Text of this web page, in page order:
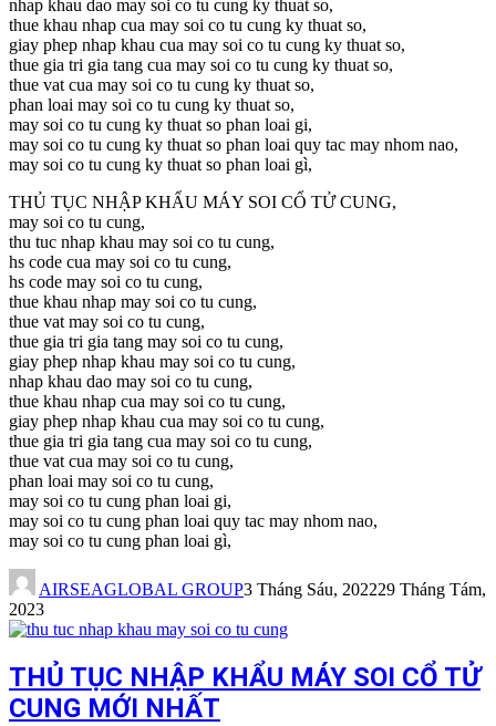
nhap khau dao may soi co tu cung ky thuat so,
thue khau nhap cua may soi co tu cung ky thuat so,
giay phep nhap khau cua may soi co tu cung ky thuat so,
thue gia tri gia tang cua may soi co tu cung ky thuat so,
thue vat cua may soi co tu cung ky thuat so,
phan loai may soi co tu cung ky thuat so,
may soi co tu cung ky thuat so phan loai gi,
may soi co tu cung ky thuat so phan loai quy tac may nhom nao,
may soi co tu cung ky thuat so phan loai gì,
THỦ TỤC NHẬP KHẨU MÁY SOI CỔ TỬ CUNG,
may soi co tu cung,
thu tuc nhap khau may soi co tu cung,
hs code cua may soi co tu cung,
hs code may soi co tu cung,
thue khau nhap may soi co tu cung,
thue vat may soi co tu cung,
thue gia tri gia tang may soi co tu cung,
giay phep nhap khau may soi co tu cung,
nhap khau dao may soi co tu cung,
thue khau nhap cua may soi co tu cung,
giay phep nhap khau cua may soi co tu cung,
thue gia tri gia tang cua may soi co tu cung,
thue vat cua may soi co tu cung,
phan loai may soi co tu cung,
may soi co tu cung phan loai gi,
may soi co tu cung phan loai quy tac may nhom nao,
may soi co tu cung phan loai gì,
AIRSEAGLOBAL GROUP3 Tháng Sáu, 202229 Tháng Tám,
2023
THỦ TỤC NHẬP KHẨU MÁY SOI CỔ TỬ
CUNG MỚI NHẤT